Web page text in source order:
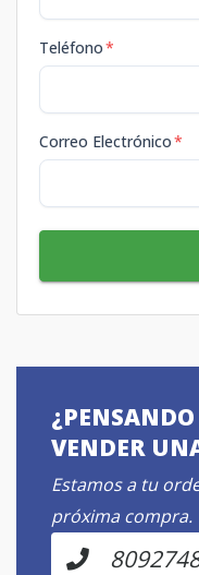
Teléfono*
Correo Electrónico*
VENDER
Estamos a tu
próxima compra.